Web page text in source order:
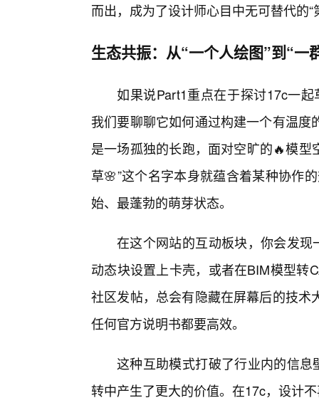
而出，成为了设计师心目中无可替代的“
生态共振：从“一个人绘图”到“一
如果说Part1重点在于探讨17c一
我们要聊聊它如何通过构建一个有温
是一场孤独的长跑，面对空旷的🔥模
草🌸”这个名字本身就蕴含着某种协作
始、最蓬勃的萌芽状态。
在这个网站的互动板块，你会发现
动态块设置上卡壳，或者在BIM模型转
社区发帖，总会有隐藏在屏幕后的技
任何官方说明书都要高效。
这种互助模式打破了行业内的信息
转中产生了更大的价值。在17c，设计